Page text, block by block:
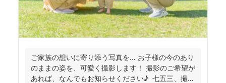
ご家族の想いに寄り添う写真を… お子様の今のあり
のままの姿を、可愛く撮影します！ 撮影のご希望が
あれば、なんでもお知らせください♪ 七五三、撮